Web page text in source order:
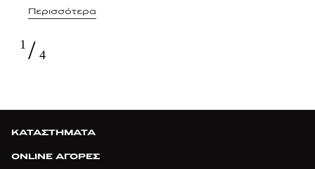
Περισσότερα
1 / 4
ΚΑΤΑΣΤΗΜΑΤΑ
ONLINE ΑΓΟΡΕΣ